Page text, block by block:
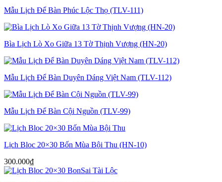
750.000₫.là:
Mẫu Lịch Để Bàn Phúc Lộc Thọ (TLV-111)
Bìa Lịch Lò Xo Giữa 13 Tờ Thịnh Vượng (HN-20)
Mẫu Lịch Để Bàn Duyên Dáng Việt Nam (TLV-112)
Mẫu Lịch Để Bàn Cội Nguồn (TLV-99)
Lịch Bloc 20×30 Bốn Mùa Bội Thu (HN-10)
300.000₫